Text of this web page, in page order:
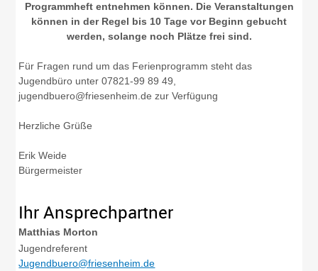
Programmheft entnehmen können. Die Veranstaltungen
können in der Regel bis 10 Tage vor Beginn gebucht
werden, solange noch Plätze frei sind.
Für Fragen rund um das Ferienprogramm steht das
Jugendbüro unter 07821-99 89 49,
jugendbuero@friesenheim.de zur Verfügung
Herzliche Grüße
Erik Weide
Bürgermeister
Ihr Ansprechpartner
Matthias Morton
Jugendreferent
Jugendbuero@friesenheim.de